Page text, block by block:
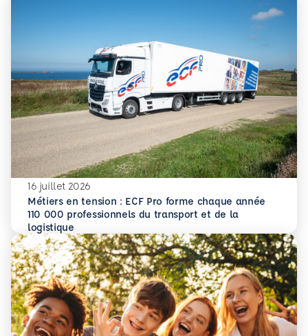
16 juillet 2026
Métiers en tension : ECF Pro forme chaque année
110 000 professionnels du transport et de la
logistique
En savoir plus
Métiers en tension : ECF Pro forme chaque année 110